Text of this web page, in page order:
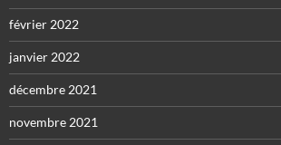
février 2022
janvier 2022
décembre 2021
novembre 2021